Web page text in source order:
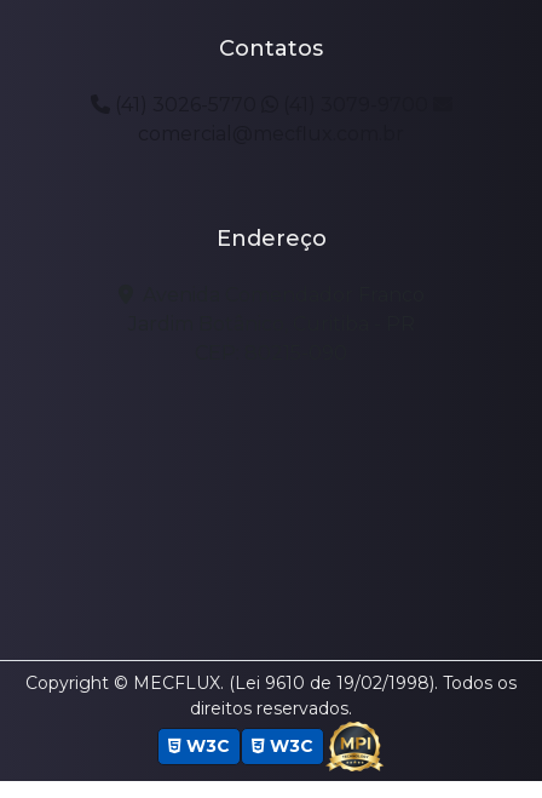
Contatos
Endereço
Copyright © MECFLUX. (Lei 9610 de 19/02/1998). Todos os
direitos reservados.
W3C
W3C